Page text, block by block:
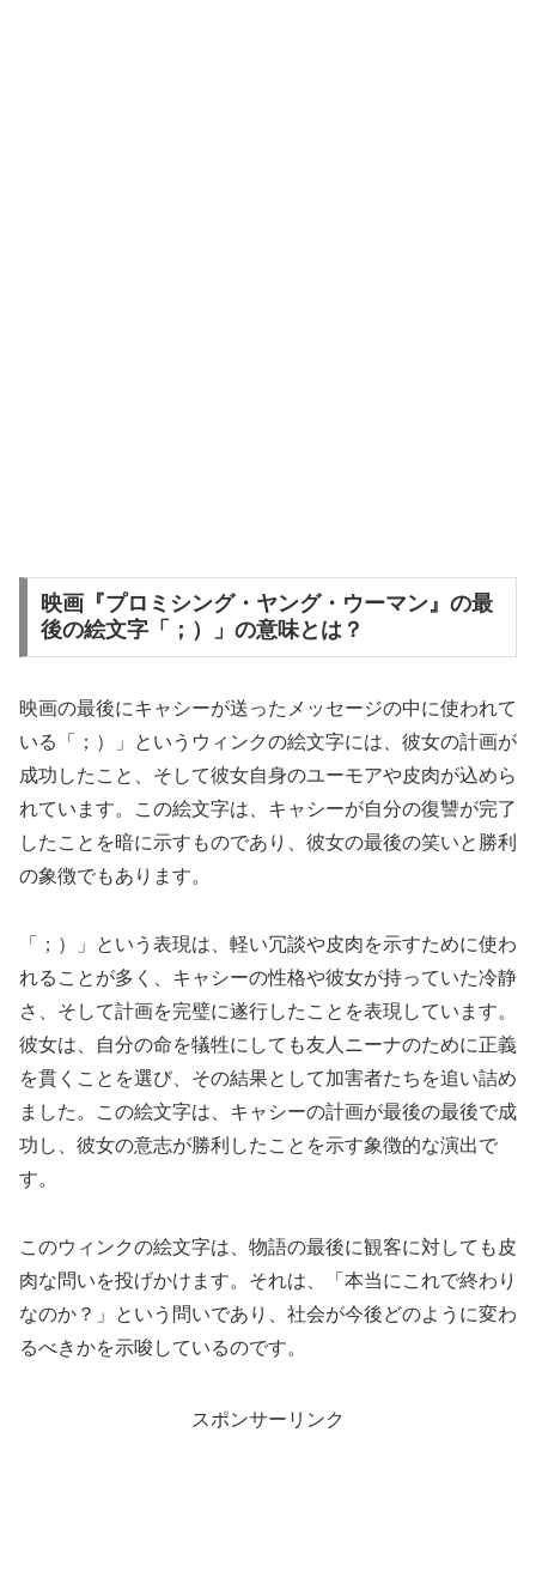
映画『プロミシング・ヤング・ウーマン』の最
後の絵文字「；）」の意味とは？
映画の最後にキャシーが送ったメッセージの中に使われて
いる「；）」というウィンクの絵文字には、彼女の計画が
成功したこと、そして彼女自身のユーモアや皮肉が込めら
れています。この絵文字は、キャシーが自分の復讐が完了
したことを暗に示すものであり、彼女の最後の笑いと勝利
の象徴でもあります。
「；）」という表現は、軽い冗談や皮肉を示すために使わ
れることが多く、キャシーの性格や彼女が持っていた冷静
さ、そして計画を完璧に遂行したことを表現しています。
彼女は、自分の命を犠牲にしても友人ニーナのために正義
を貫くことを選び、その結果として加害者たちを追い詰め
ました。この絵文字は、キャシーの計画が最後の最後で成
功し、彼女の意志が勝利したことを示す象徴的な演出で
す。
このウィンクの絵文字は、物語の最後に観客に対しても皮
肉な問いを投げかけます。それは、「本当にこれで終わり
なのか？」という問いであり、社会が今後どのように変わ
るべきかを示唆しているのです。
スポンサーリンク